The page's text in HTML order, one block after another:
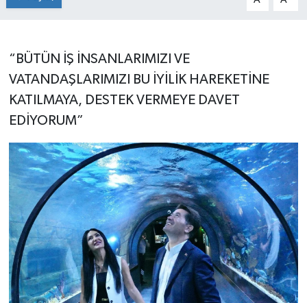
“BÜTÜN İŞ İNSANLARIMIZI VE
VATANDAŞLARIMIZI BU İYİLİK HAREKETİNE
KATILMAYA, DESTEK VERMEYE DAVET
EDİYORUM”